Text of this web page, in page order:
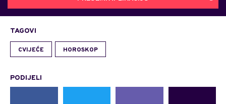
TAGOVI
CVIJEĆE HOROSKOP
PODIJELI